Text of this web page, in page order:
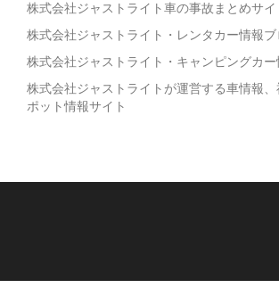
株式会社ジャストライト車の事故まとめサイ
株式会社ジャストライト・レンタカー情報ブ
株式会社ジャストライト・キャンピングカ
株式会社ジャストライトが運営する車情報
ポット情報サイト